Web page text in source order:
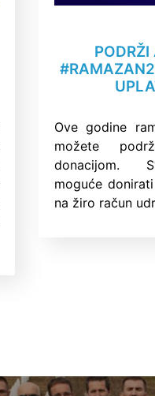
Ove godine
možete
donacijom.
moguće
na žiro račun